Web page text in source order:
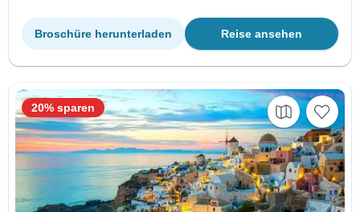
Reise ansehen
Broschüre herunterladen
20% sparen